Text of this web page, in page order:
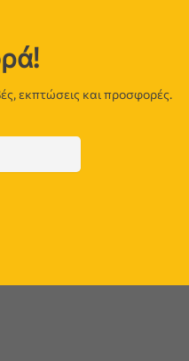
εκπτώσεις και προσφορές.